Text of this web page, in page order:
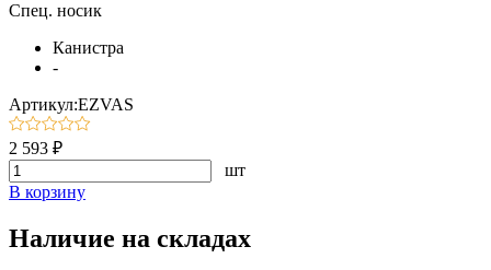
Спец. носик
Канистра
-
Артикул:EZVAS
2 593 ₽
шт
В корзину
Наличие на складах